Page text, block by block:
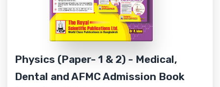
Physics (Paper- 1 & 2) - Medical,
Dental and AFMC Admission Book